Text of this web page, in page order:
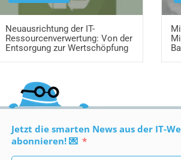
Neuausrichtung der IT-
Ressourcenverwertung: Von der
Entsorgung zur Wertschöpfung
Jetzt die smarten News aus der IT-
abonnieren! 💌